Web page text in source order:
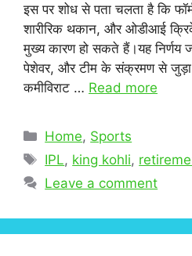
इस पर शोध से पता चलता है कि
शारीरिक थकान, और ओडीआई
मुख्य कारण हो सकते हैं।यह निर्णय
पेशेवर, और टीम के संक्रमण से जुड़ा
कमीविराट … Read more
Categories
Home, Sports
Tags
IPL, king kohli,
Leave a comment